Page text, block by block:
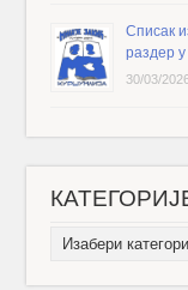
Списак
раздер
30/03/
КАТЕГОРИЈЕ